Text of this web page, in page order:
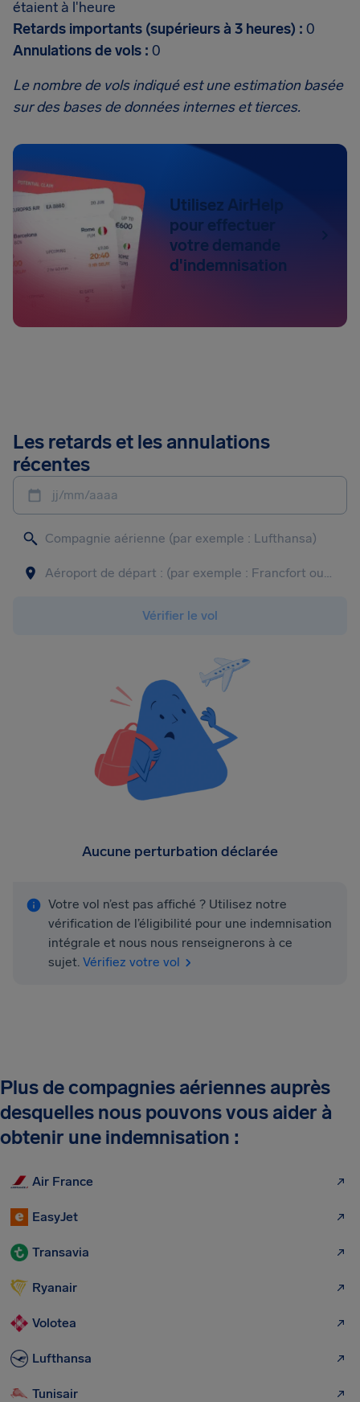
étaient à l'heure
Retards importants (supérieurs à 3 heures) : 0
Annulations de vols : 0
Le nombre de vols indiqué est une estimation basée
sur des bases de données internes et tierces.
Utilisez AirHelp
pour effectuer
votre demande
d'indemnisation
Les retards et les annulations
récentes
jj/mm/aaaa
Vérifier le vol
Aucune perturbation déclarée
Votre vol n’est pas affiché ? Utilisez notre
vérification de l’éligibilité pour une indemnisation
intégrale et nous nous renseignerons à ce
sujet. Vérifiez votre vol
Plus de compagnies aériennes auprès
desquelles nous pouvons vous aider à
obtenir une indemnisation :
Air France
EasyJet
Transavia
Ryanair
Volotea
Lufthansa
Tunisair